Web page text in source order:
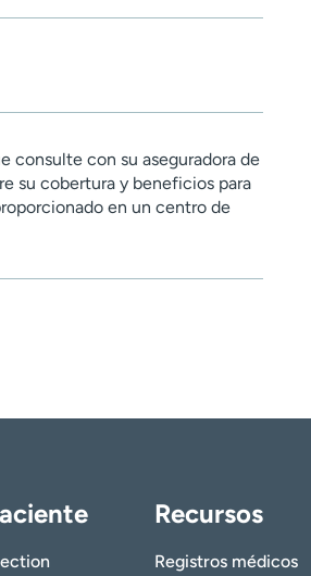
consulte con su aseguradora de
su cobertura y beneficios para
en un centro de
Recursos
Registros médicos